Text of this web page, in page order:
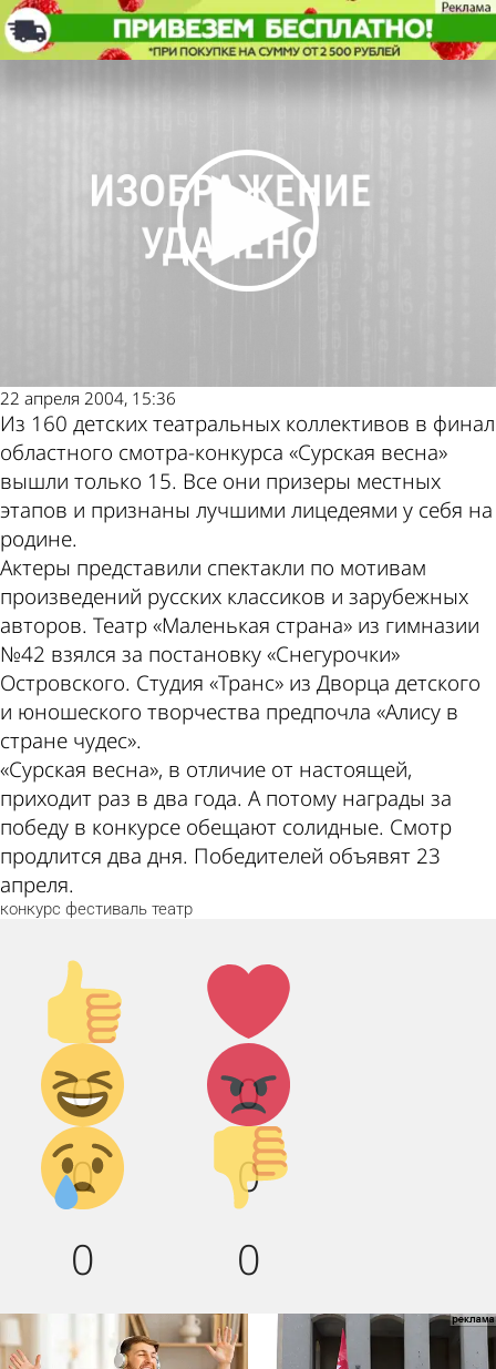
Лучшие лицедеи собрались на
«Сурскую весну»
Культура
22 апреля 2004, 15:36
Из 160 детских театральных коллективов в финал
областного смотра-конкурса «Сурская весна»
вышли только 15. Все они призеры местных
этапов и признаны лучшими лицедеями у себя на
родине.
Актеры представили спектакли по мотивам
произведений русских классиков и зарубежных
авторов. Театр «Маленькая страна» из гимназии
№42 взялся за постановку «Снегурочки»
Островского. Студия «Транс» из Дворца детского
и юношеского творчества предпочла «Алису в
стране чудес».
«Сурская весна», в отличие от настоящей,
приходит раз в два года. А потому награды за
победу в конкурсе обещают солидные. Смотр
продлится два дня. Победителей объявят 23
апреля.
конкурс фестиваль театр
Палец
вверх!
0
Лайк!
0
Дикий
смех!
0
Агрессия!
0
Грусть :(
0
Палец
вниз!
0
«Сурскую весну»
Другие новости
по теме
Погода и курсы
валют в Пензе